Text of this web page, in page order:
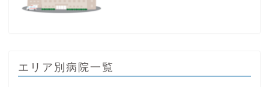
エリア別病院一覧